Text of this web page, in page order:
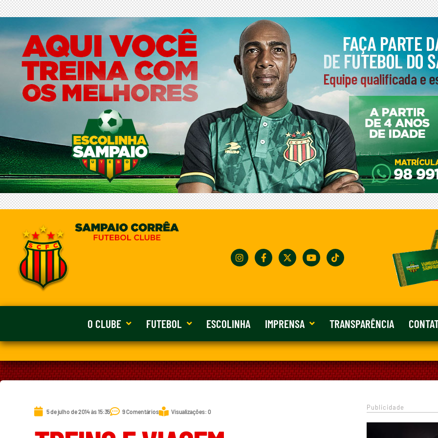
O CLUBE FUTEBOL ESCOLINHA IMPRENSA TRANSPARÊNCIA
5 de julho de 2014 às 15:35 9 Comentários Visualizações: 0
Publicidade